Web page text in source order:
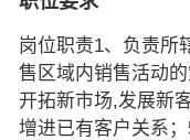
岗位职责1、负责所
售区域内销售活动
开拓新市场,发展新
增进已有客户关系